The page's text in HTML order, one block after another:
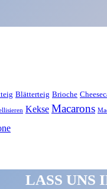
Blätterteig Brioche
Kekse Macarons
LASS UNS